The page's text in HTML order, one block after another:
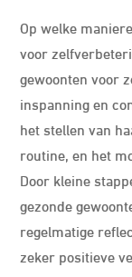
Op welke
voor
gewoonten voor
inspanning en
het stellen van
routine, en het
Door kleine
gezonde
regelmatige
zeker positieve